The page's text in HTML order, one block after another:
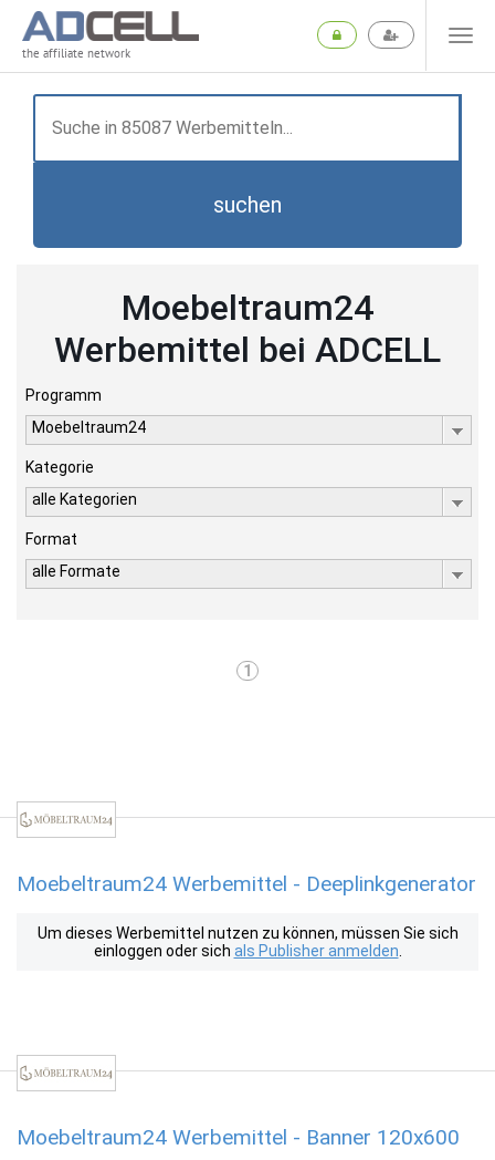
the affiliate network
suchen
Moebeltraum24
Werbemittel bei ADCELL
Programm
Moebeltraum24
Kategorie
alle Kategorien
Format
alle Formate
1
Moebeltraum24 Werbemittel - Deeplinkgenerator
Um dieses Werbemittel nutzen zu können, müssen Sie sich
einloggen oder sich als Publisher anmelden
Moebeltraum24 Werbemittel - Banner 120x600